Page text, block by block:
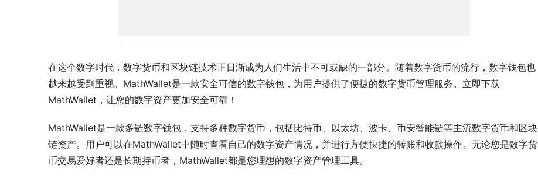
在这个数字时代，数字货币和区块链技术正日渐成为人们生活中不可或缺的一部分。随着数字货币的流行，数字钱包也
越来越受到重视。MathWallet是一款安全可信的数字钱包，为用户提供了便捷的数字货币管理服务。立即下载
MathWallet，让您的数字资产更加安全可靠！
MathWallet是一款多链数字钱包，支持多种数字货币，包括比特币、以太坊、波卡、币安智能链等主流数字货币和区块
链资产。用户可以在MathWallet中随时查看自己的数字资产情况，并进行方便快捷的转账和收款操作。无论您是数字货
币交易爱好者还是长期持币者，MathWallet都是您理想的数字资产管理工具。